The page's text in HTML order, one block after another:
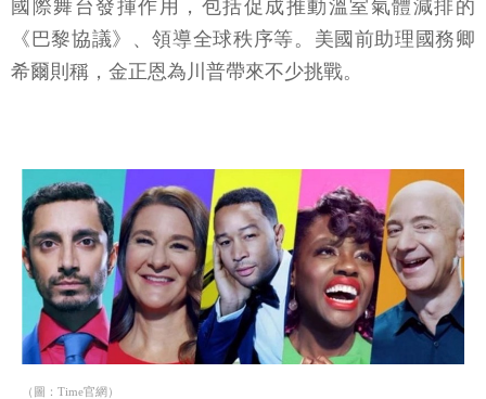
國際舞台發揮作用，包括促成推動溫室氣體減排的
《巴黎協議》、領導全球秩序等。美國前助理國務卿
希爾則稱，金正恩為川普帶來不少挑戰。
（圖：Time官網）